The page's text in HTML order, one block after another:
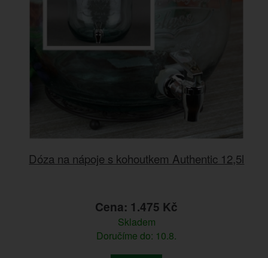
Dóza na nápoje s kohoutkem Authentic 12,5l
Cena: 1.475 Kč
Skladem
Doručíme do: 10.8.